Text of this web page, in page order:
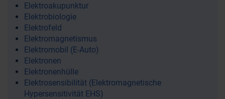
Elektroakupunktur
Elektrobiologie
Elektrofeld
Elektromagnetismus
Elektromobil (E-Auto)
Elektronen
Elektronenhülle
Elektrosensibilität (Elektromagnetische
Hypersensitivität EHS)